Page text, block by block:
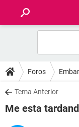
FOROS
SALUD
Foros
Tema Anterior
Me esta